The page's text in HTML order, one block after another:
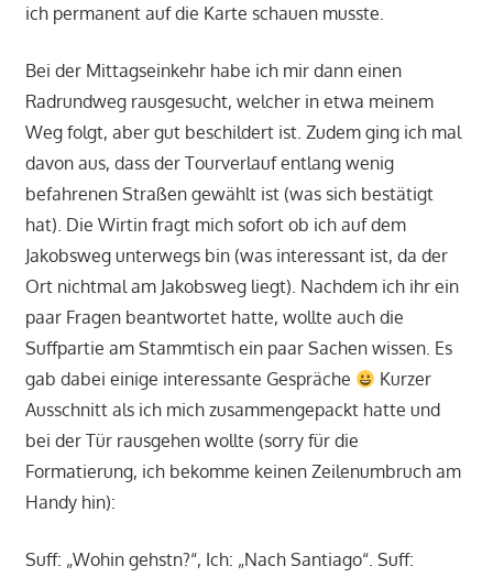
ich permanent auf die Karte schauen musste.
Bei der Mittagseinkehr habe ich mir dann einen
Radrundweg rausgesucht, welcher in etwa meinem
Weg folgt, aber gut beschildert ist. Zudem ging ich mal
davon aus, dass der Tourverlauf entlang wenig
befahrenen Straßen gewählt ist (was sich bestätigt
hat). Die Wirtin fragt mich sofort ob ich auf dem
Jakobsweg unterwegs bin (was interessant ist, da der
Ort nichtmal am Jakobsweg liegt). Nachdem ich ihr ein
paar Fragen beantwortet hatte, wollte auch die
Suffpartie am Stammtisch ein paar Sachen wissen. Es
gab dabei einige interessante Gespräche
Kurzer
Ausschnitt als ich mich zusammengepackt hatte und
bei der Tür rausgehen wollte (sorry für die
Formatierung, ich bekomme keinen Zeilenumbruch am
Handy hin):
Suff: „Wohin gehstn?“, Ich: „Nach Santiago“. Suff: